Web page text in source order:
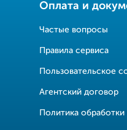
Оплата и
Частые вопросы
Правила сервиса
Пользовательское
Агентский договор
Политика